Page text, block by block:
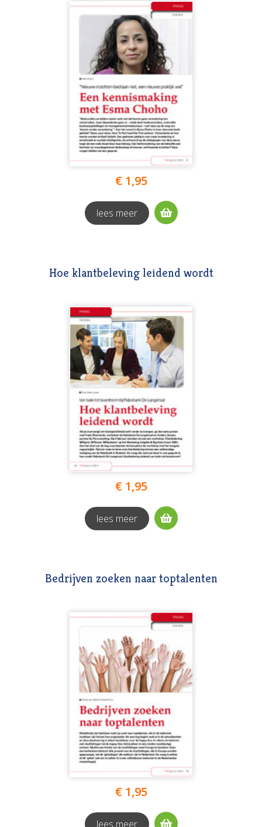
€ 1,95
lees meer
Hoe klantbeleving leidend wordt
€ 1,95
lees meer
Bedrijven zoeken naar toptalenten
€ 1,95
lees meer